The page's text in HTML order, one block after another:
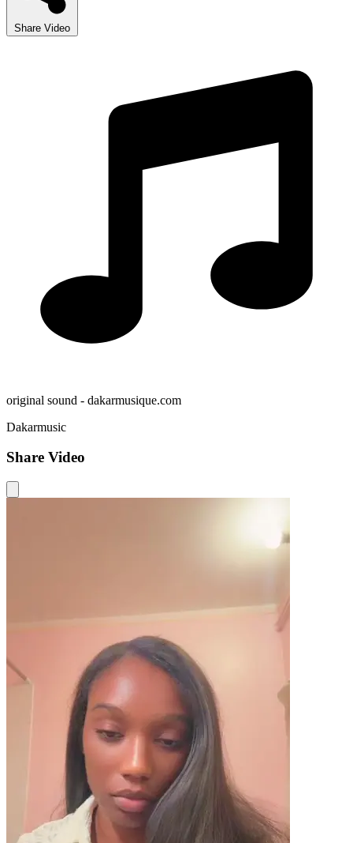
Share Video
original sound - dakarmusique.com
Dakarmusic
Share Video